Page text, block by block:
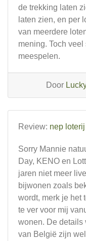
de trekking laten
laten zien, en per
van meerdere
mening. Toch
meespelen.
Door
Review: nep loterij
Sorry Mannie
Day, KENO en
jaren niet meer
bijwonen zoals
wordt, merk je het
te ver voor mij
wonen. De details
van België zijn